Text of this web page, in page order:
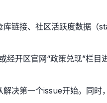
链接、社区活跃度数据
开区官网“政策兑现”栏目
决第一个issue开始。同